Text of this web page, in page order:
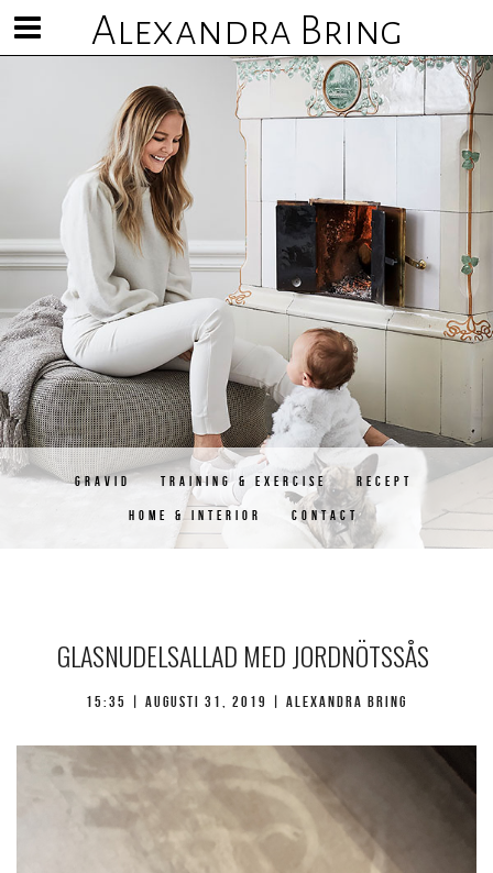
Alexandra Bring
Visa/göm
meny
GRAVID TRAINING & EXERCISE RECEPT
HOME & INTERIOR CONTACT
GLASNUDELSALLAD MED JORDNÖTSSÅS
15:35 | augusti 31, 2019 | Alexandra Bring